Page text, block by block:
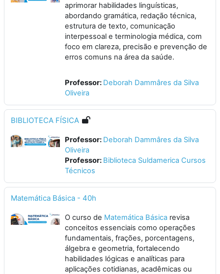
aprimorar habilidades linguísticas,
abordando gramática, redação técnica,
estrutura de texto, comunicação
interpessoal e terminologia médica, com
foco em clareza, precisão e prevenção de
erros comuns na área da saúde.
Professor: Deborah Dammâres da Silva
Oliveira
BIBLIOTECA FÍSICA
Professor: Deborah Dammâres da Silva
Oliveira
Professor: Biblioteca Suldamerica Cursos
Técnicos
Matemática Básica - 40h
O curso de Matemática Básica revisa
conceitos essenciais como operações
fundamentais, frações, porcentagens,
álgebra e geometria, fortalecendo
habilidades lógicas e analíticas para
aplicações cotidianas, acadêmicas ou